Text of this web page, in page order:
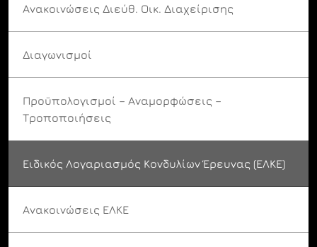
Ανακοινώσεις Διεύθ. Οικ. Διαχείρισης
Διαγωνισμοί
Προϋπολογισμοί – Αναμορφώσεις –
Τροποποιήσεις
Ειδικός Λογαριασμός Κονδυλίων Έρευνας (ΕΛΚΕ)
Ανακοινώσεις ΕΛΚΕ